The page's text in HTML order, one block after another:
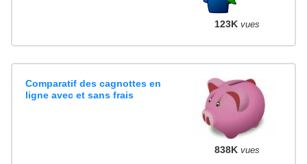
123K vues
Comparatif des cagnottes en
ligne avec et sans frais
838K vues